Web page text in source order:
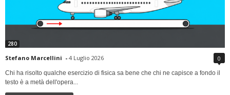
280
Stefano Marcellini - 4 Luglio 2026 0
Chi ha risolto qualche esercizio di fisica sa bene che chi ne capisce a fondo il
testo è a metà dell'opera...